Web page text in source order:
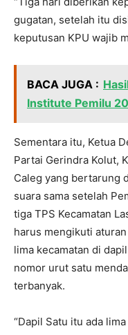
gugatan, setelah itu
keputusan KPU wajib
BACA JUGA :
Institute Pemilu
Sementara itu, Ketua
Partai Gerindra Kolut,
Caleg yang bertarung
suara sama setelah
tiga TPS Kecamatan
harus mengikuti
lima kecamatan di
nomor urut satu
terbanyak.
“Dapil Satu itu ada